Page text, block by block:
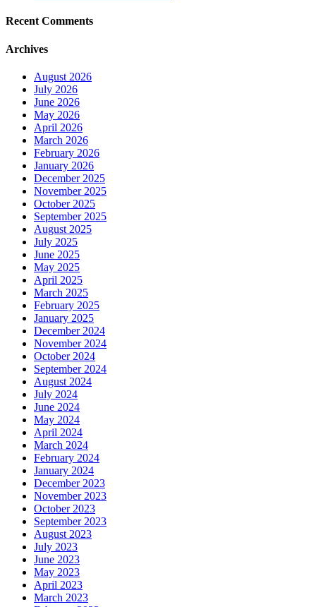
Recent Comments
Archives
August 2026
July 2026
June 2026
May 2026
April 2026
March 2026
February 2026
January 2026
December 2025
November 2025
October 2025
September 2025
August 2025
July 2025
June 2025
May 2025
April 2025
March 2025
February 2025
January 2025
December 2024
November 2024
October 2024
September 2024
August 2024
July 2024
June 2024
May 2024
April 2024
March 2024
February 2024
January 2024
December 2023
November 2023
October 2023
September 2023
August 2023
July 2023
June 2023
May 2023
April 2023
March 2023